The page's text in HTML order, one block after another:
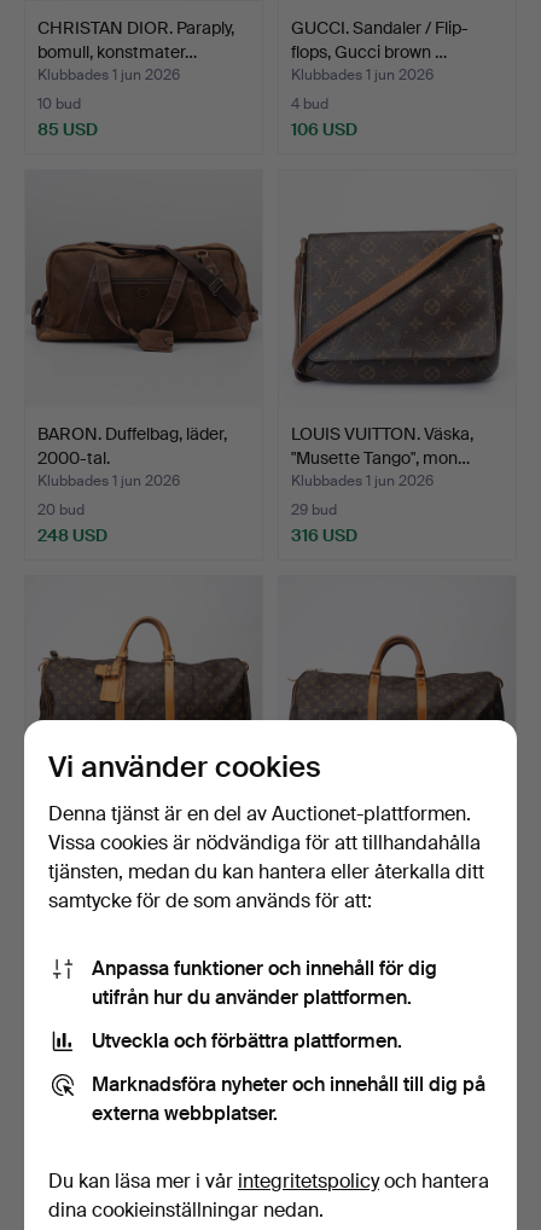
CHRISTAN DIOR. Paraply,
bomull, konstmater…
Klubbades 1 jun 2026
10 bud
85 USD
GUCCI. Sandaler / Flip-
flops, Gucci brown …
Klubbades 1 jun 2026
4 bud
106 USD
BARON. Duffelbag, läder,
2000-tal.
Klubbades 1 jun 2026
20 bud
248 USD
LOUIS VUITTON. Väska,
"Musette Tango", mon…
Klubbades 1 jun 2026
29 bud
316 USD
LOUIS VUITTON.
Weekend väska,
Monongram Ca…
Klubbades 1 jun 2026
Utvalt
LOUIS VUITTON.
Weekend väska, Monogram
can…
Utvalt
föremål
Vi använder cookies
Denna tjänst är en del av Auctionet-plattformen.
Vissa cookies är nödvändiga för att tillhandahålla
tjänsten, medan du kan hantera eller återkalla ditt
samtycke för de som används för att:
Anpassa funktioner och innehåll för dig
utifrån hur du använder plattformen.
Utveckla och förbättra plattformen.
Marknadsföra nyheter och innehåll till dig på
externa webbplatser.
Du kan läsa mer i vår integritetspolicyoch hantera
dina cookieinställningar nedan.